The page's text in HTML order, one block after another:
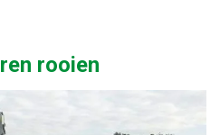
rooien